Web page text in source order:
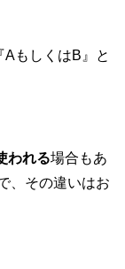
もしくはB』と
われる場合もあ
、その違いはお